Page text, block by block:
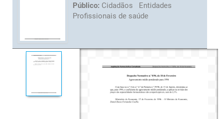
Público: Cidadãos
Entidades
Profissionais de saúde